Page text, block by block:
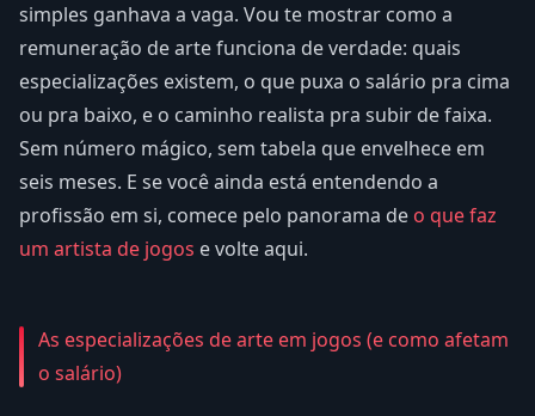
simples ganhava a vaga. Vou te mostrar como a
remuneração de arte funciona de verdade: quais
especializações existem, o que puxa o salário pra cima
ou pra baixo, e o caminho realista pra subir de faixa.
Sem número mágico, sem tabela que envelhece em
seis meses. E se você ainda está entendendo a
profissão em si, comece pelo panorama deo que faz
um artista de jogos e volte aqui.
As especializações de arte em jogos (e como afetam
o salário)